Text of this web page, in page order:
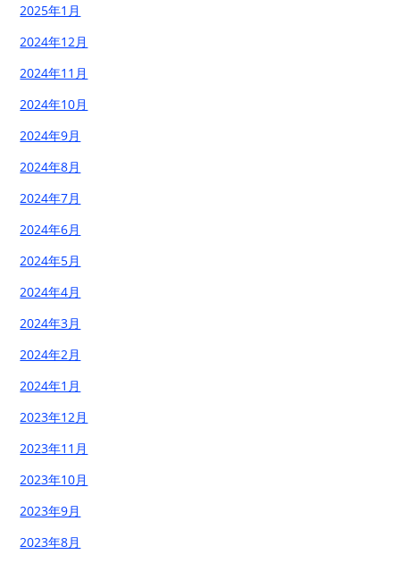
2025年1月
2024年12月
2024年11月
2024年10月
2024年9月
2024年8月
2024年7月
2024年6月
2024年5月
2024年4月
2024年3月
2024年2月
2024年1月
2023年12月
2023年11月
2023年10月
2023年9月
2023年8月